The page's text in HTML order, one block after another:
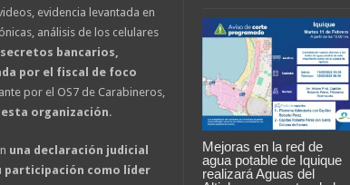
Mejoras en la red de
agua potable de Iquique
realizará Aguas del
evidencia levantada en
análisis de los celulares
bancarios,
por el fiscal de foco
por el OS7 de Carabineros,
esta organización.
una declaración judicial
participación como líder